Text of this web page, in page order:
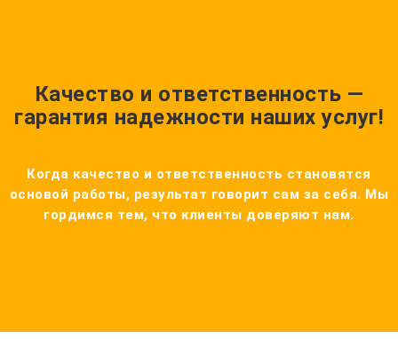
Качество и ответственность —
гарантия надежности наших услуг!
Когда качество и ответственность становятся
основой работы, результат говорит сам за себя. Мы
гордимся тем, что клиенты доверяют нам.